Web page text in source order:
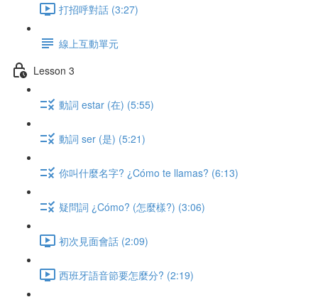
打招呼對話 (3:27)
線上互動單元
Lesson 3
動詞 estar (在) (5:55)
動詞 ser (是) (5:21)
你叫什麼名字? ¿Cómo te llamas? (6:13)
疑問詞 ¿Cómo? (怎麼樣?) (3:06)
初次見面會話 (2:09)
西班牙語音節要怎麼分? (2:19)